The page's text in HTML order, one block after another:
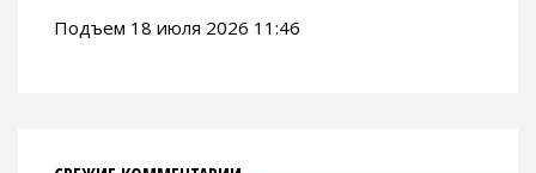
Подъем 18 июля 2026 11:46